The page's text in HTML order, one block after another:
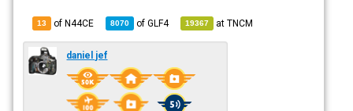
13 of N44CE 8070 ofGLF4 19367 atTNCM
daniel jef